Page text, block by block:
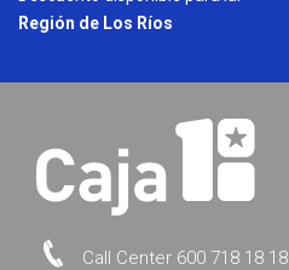
Región de Los Ríos
Call Center 600 718 18 18